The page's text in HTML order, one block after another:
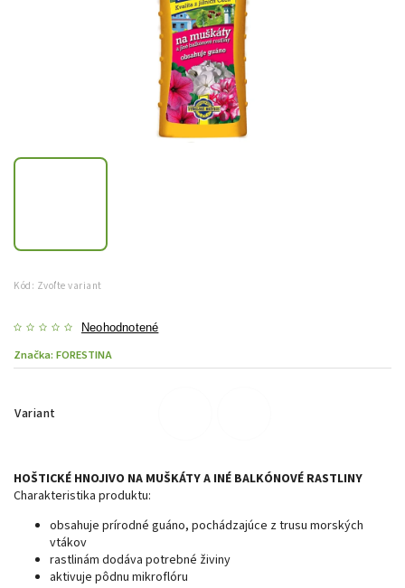
Kód: Zvoľte variant
Neohodnotené
Značka: FORESTINA
Variant
HOŠTICKÉ HNOJIVO NA MUŠKÁTY A INÉ BALKÓNOVÉ RASTLINY
Charakteristika produktu:
obsahuje prírodné guáno, pochádzajúce z trusu morských
vtákov
rastlinám dodáva potrebné živiny
aktivuje pôdnu mikroflóru